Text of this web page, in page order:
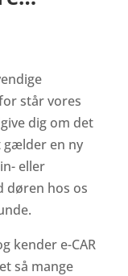
står vores
dig om det
gælder en ny
eller
døren hos os
kender e-CAR
så mange